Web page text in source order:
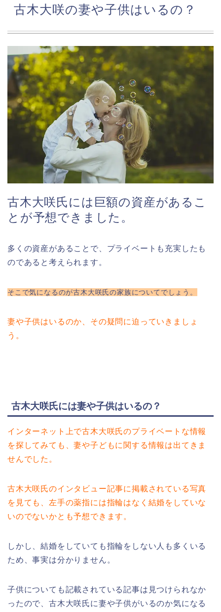
古木大咲の妻や子供はいるの？
古木大咲氏には巨額の資産があるこ
とが予想できました。
多くの資産があることで、プライベートも充実したも
のであると考えられます。
そこで気になるのが古木大咲氏の家族についてでしょう。
妻や子供はいるのか、その疑問に迫っていきましょ
う。
古木大咲氏には妻や子供はいるの？
インターネット上で古木大咲氏のプライベートな情報
を探してみても、妻や子どもに関する情報は出てきま
せんでした。
古木大咲氏のインタビュー記事に掲載されている写真
を見ても、左手の薬指には指輪はなく結婚をしていな
いのでないかとも予想できます。
しかし、結婚をしていても指輪をしない人も多くいる
ため、事実は分かりません。
子供についても記載されている記事は見つけられなか
ったので、古木大咲氏に妻や子供がいるのか気になる